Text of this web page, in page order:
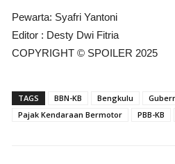
Pewarta: Syafri Yantoni
Editor : Desty Dwi Fitria
COPYRIGHT © SPOILER 2025
TAGS BBN-KB Bengkulu
Pajak Kendaraan Bermotor
PBB-KB